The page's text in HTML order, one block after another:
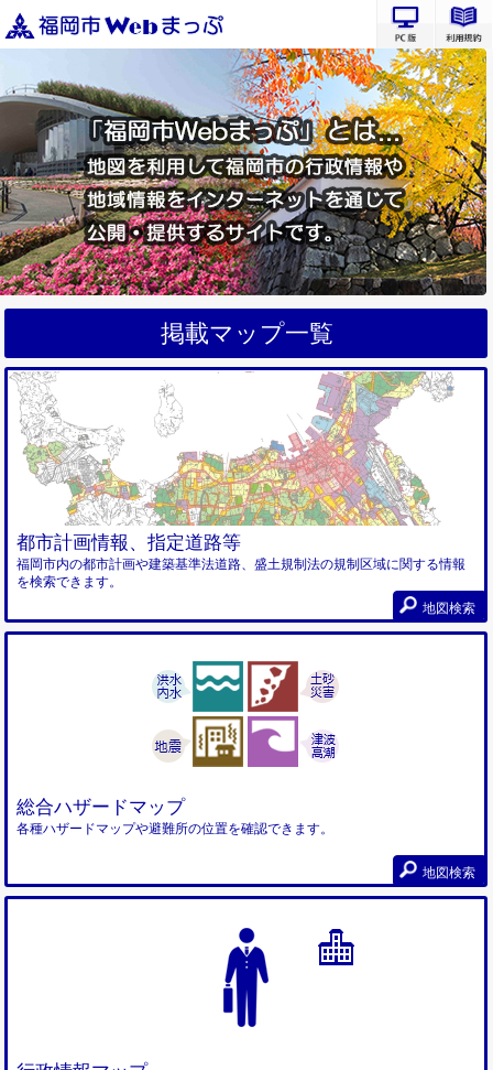
PC版サ
掲載マップ一覧
都市計画情報、指定道路等
福岡市内の都市計画や建築基準法道路、盛土規制法の規制区域に関する情報
を検索できます。
地図検索
総合ハザードマップ
各種ハザードマップや避難所の位置を確認できます。
地図検索